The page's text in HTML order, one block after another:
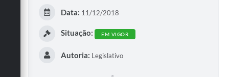
Data: 11/12/2018
Situação: EM VIGOR
Autoria: Legislativo